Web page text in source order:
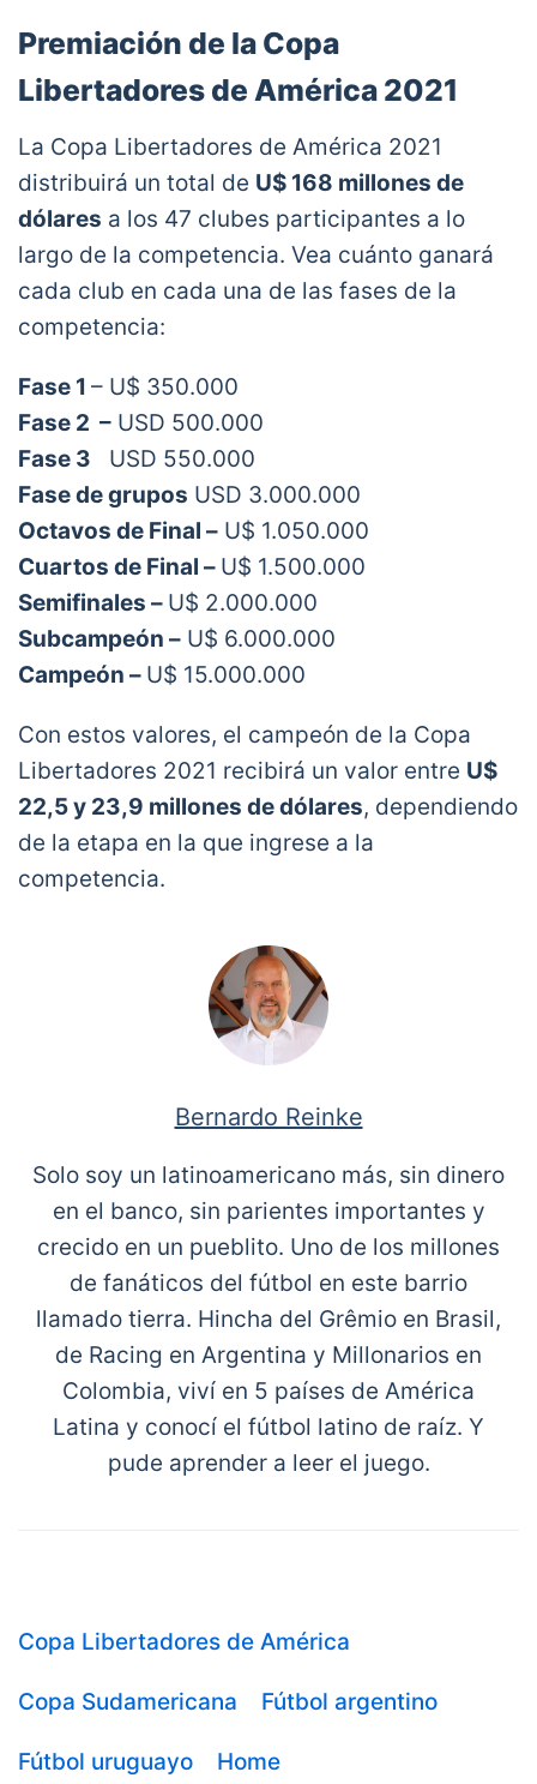
Premiación de la Copa
Libertadores de América 2021
La Copa Libertadores de América 2021
distribuirá un total de U$ 168 millones de
dólares a los 47 clubes participantes a lo
largo de la competencia. Vea cuánto ganará
cada club en cada una de las fases de la
competencia:
Fase 1 – U$ 350.000
Fase 2 – USD 500.000
Fase 3 USD 550.000
Fase de grupos USD 3.000.000
Octavos de Final – U$ 1.050.000
Cuartos de Final – U$ 1.500.000
Semifinales – U$ 2.000.000
Subcampeón – U$ 6.000.000
Campeón – U$ 15.000.000
Con estos valores, el campeón de la Copa
Libertadores 2021 recibirá un valor entre U$
22,5 y 23,9 millones de dólares, dependiendo
de la etapa en la que ingrese a la
competencia.
Bernardo Reinke
Solo soy un latinoamericano más, sin dinero
en el banco, sin parientes importantes y
crecido en un pueblito. Uno de los millones
de fanáticos del fútbol en este barrio
llamado tierra. Hincha del Grêmio en Brasil,
de Racing en Argentina y Millonarios en
Colombia, viví en 5 países de América
Latina y conocí el fútbol latino de raíz. Y
pude aprender a leer el juego.
Copa Libertadores de América
Copa Sudamericana Fútbol argentino
Fútbol uruguayo Home